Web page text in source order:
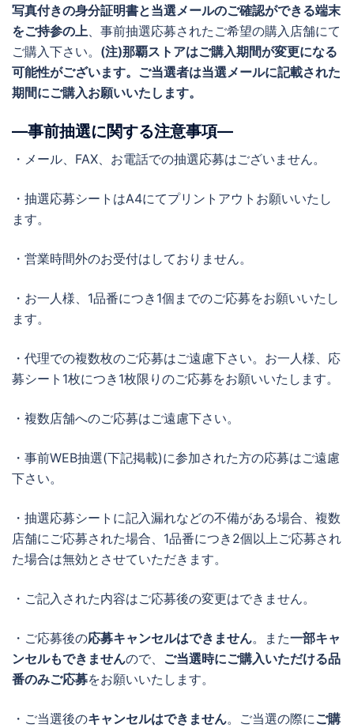
写真付きの身分証明書と当選メールのご確認ができる端末
をご持参の上、事前抽選応募されたご希望の購入店舗にて
ご購入下さい。 (注)那覇ストアはご購入期間が変更になる
可能性がございます。ご当選者は当選メールに記載された
期間にご購入お願いいたします。
―事前抽選に関する注意事項―
・メール、FAX、お電話での抽選応募はございません。
・抽選応募シートはA4にてプリントアウトお願いいたし
ます。
・営業時間外のお受付はしておりません。
・お一人様、1品番につき1個までのご応募をお願いいたし
ます。
・代理での複数枚のご応募はご遠慮下さい。お一人様、応
募シート1枚につき1枚限りのご応募をお願いいたします。
・複数店舗へのご応募はご遠慮下さい。
・事前WEB抽選(下記掲載)に参加された方の応募はご遠慮
下さい。
・抽選応募シートに記入漏れなどの不備がある場合、複数
店舗にご応募された場合、1品番につき2個以上ご応募され
た場合は無効とさせていただきます。
・ご記入された内容はご応募後の変更はできません。
・ご応募後の応募キャンセルはできません。また一部キャ
ンセルもできませんので、 ご当選時にご購入いただける品
番のみご応募をお願いいたします。
・ご当選後のキャンセルはできません。ご当選の際にご購